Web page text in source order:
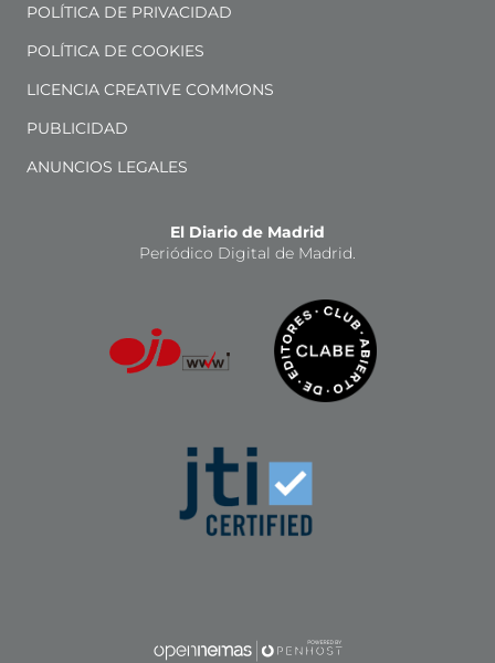
POLÍTICA DE PRIVACIDAD
POLÍTICA DE COOKIES
LICENCIA CREATIVE COMMONS
PUBLICIDAD
ANUNCIOS LEGALES
El Diario de Madrid
Periódico Digital de Madrid.